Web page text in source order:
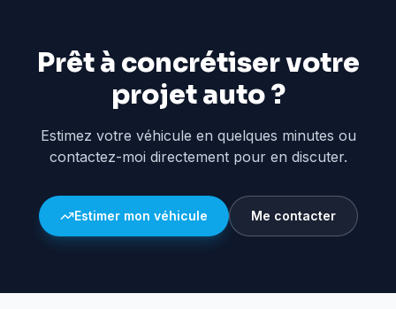
Prêt à concrétiser votre
projet auto ?
Estimez votre véhicule en quelques minutes ou
contactez-moi directement pour en discuter.
Estimer mon véhicule Me contacter